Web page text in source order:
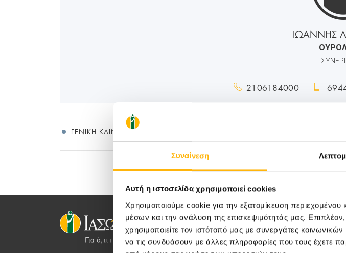
Συναίνεση
Αυτή η ιστοσελίδα χρησιμοποιεί cookies
Χρησιμοποιούμε cookie για την εξατομίκευση
μέσων και την ανάλυση της επισκεψιμότητάς μας.
χρησιμοποιείτε τον ιστότοπό μας με συνεργάτες
να τις συνδυάσουν με άλλες πληροφορίες που τους έχετε
ΙΩΑΝΝΗΣ
2106184000
ΓΕΝΙΚΉ ΚΛΙΝΙΚΉ